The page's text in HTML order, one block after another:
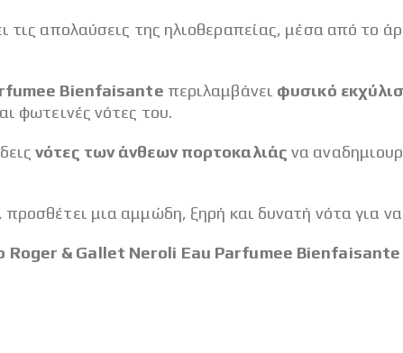
απολαύσεις της ηλιοθεραπείας, μέσα από το
Bienfaisante περιλαμβάνει φυσικό
φωτεινές νότες του.
νότες των άνθεων πορτοκαλιάςνα
προσθέτει μια αμμώδη, ξηρή και δυνατή νότα για
Roger & Gallet Neroli Eau Parfumee Bienfaisante